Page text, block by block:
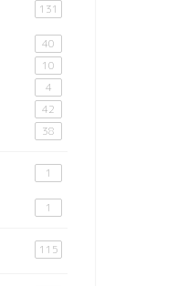
131
40
10
4
42
38
1
1
115